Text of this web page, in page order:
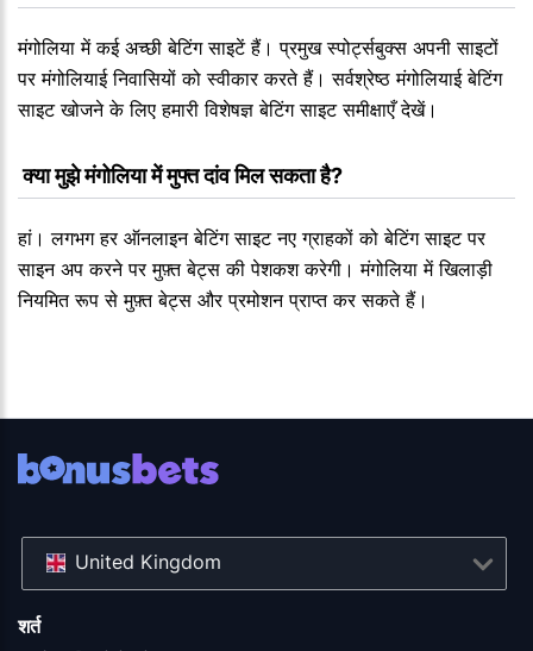
मंगोलिया में कई अच्छी बेटिंग साइटें हैं। प्रमुख स्पोर्ट्सबुक्स अपनी साइटों
पर मंगोलियाई निवासियों को स्वीकार करते हैं। सर्वश्रेष्ठ मंगोलियाई बेटिंग
साइट खोजने के लिए हमारी विशेषज्ञ बेटिंग साइट समीक्षाएँ देखें।
क्या मुझे मंगोलिया में मुफ्त दांव मिल सकता है?
हां। लगभग हर ऑनलाइन बेटिंग साइट नए ग्राहकों को बेटिंग साइट पर
साइन अप करने पर मुफ़्त बेट्स की पेशकश करेगी। मंगोलिया में खिलाड़ी
नियमित रूप से मुफ़्त बेट्स और प्रमोशन प्राप्त कर सकते हैं।
शर्त
United Kingdom